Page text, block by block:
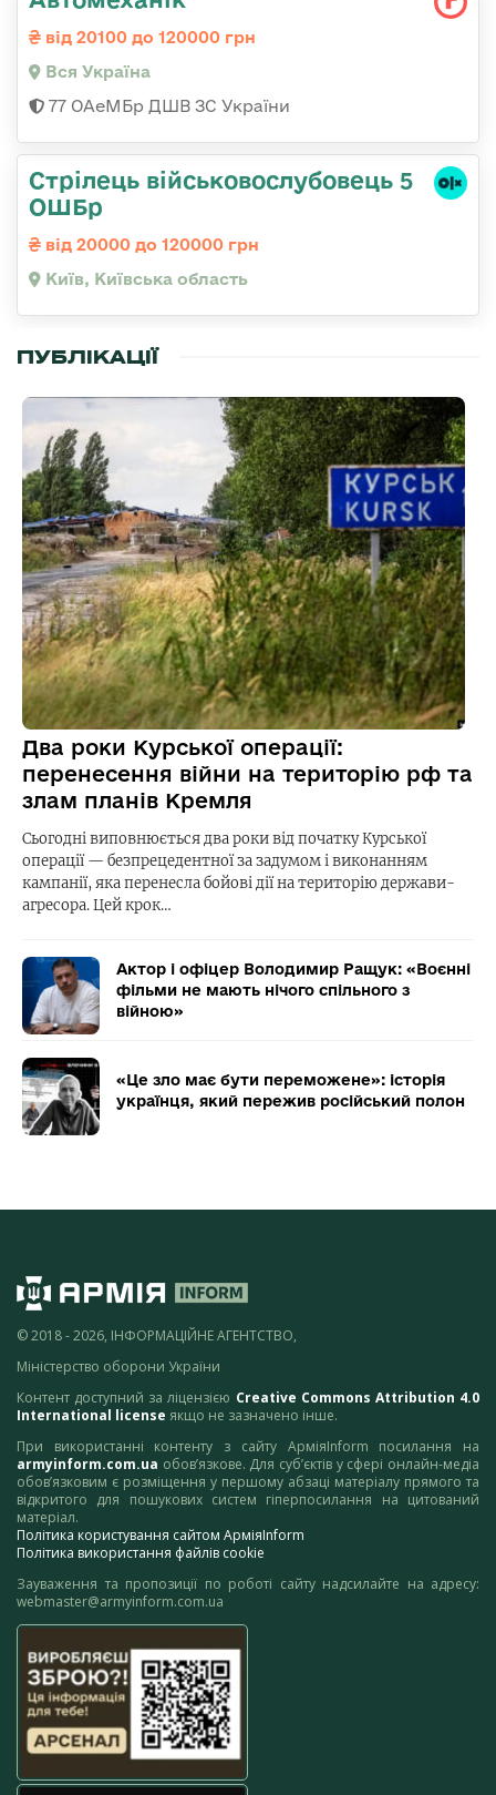
від 20100 до 120000 грн
Вся Україна
77 ОАеМБр ДШВ ЗС України
Стрілець військовослубовець 5
ОШБр
від 20000 до 120000 грн
Київ, Київська область
ПУБЛІКАЦІЇ
Два роки Курської операції:
перенесення війни на територію рф та
злам планів Кремля
Сьогодні виповнюється два роки від початку Курської
операції — безпрецедентної за задумом і виконанням
кампанії, яка перенесла бойові дії на територію держави-
агресора. Цей крок…
Актор і офіцер Володимир Ращук: «Воєнні
фільми не мають нічого спільного з
війною»
«Це зло має бути переможене»: історія
українця, який пережив російський полон
© 2018 - 2026, ІНФОРМАЦІЙНЕ АГЕНТСТВО,
Міністерство оборони України
Контент доступний за ліцензією Creative Commons Attribution 4.0
International license якщо не зазначено інше.
При використанні контенту з сайту АрміяInform посилання на
armyinform.com.ua обов’язкове. Для суб’єктів у сфері онлайн-медіа
обов’язковим є розміщення у першому абзаці матеріалу прямого та
відкритого для пошукових систем гіперпосилання на цитований
матеріал.
Політика користування сайтом АрміяInform
Політика використання файлів cookie
Зауваження та пропозиції по роботі сайту надсилайте на адресу:
webmaster@armyinform.com.ua